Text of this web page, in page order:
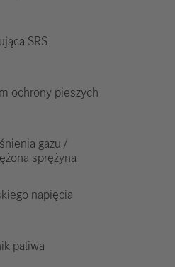
SRS
ochrony pieszych
gazu /
sprężyna
napięcia
paliwa